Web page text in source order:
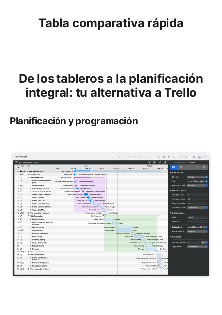
Tabla comparativa rápida
De los tableros a la planificación
integral: tu alternativa a Trello
Planificación y programación